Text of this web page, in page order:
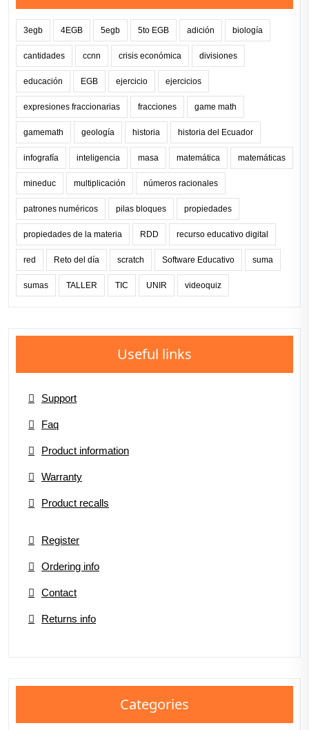
3egb 4EGB 5egb 5to EGB adición biología
cantidades ccnn crisis económica divisiones
educación EGB ejercicio ejercicios
expresiones fraccionarias fracciones game math
gamemath geología historia historia del Ecuador
infografía inteligencia masa matemática matemáticas
mineduc multiplicación números racionales
patrones numéricos pilas bloques propiedades
propiedades de la materia RDD recurso educativo digital
red Reto del día scratch Software Educativo suma
sumas TALLER TIC UNIR videoquiz
Useful links
Support
Faq
Product information
Warranty
Product recalls
Register
Ordering info
Contact
Returns info
Categories